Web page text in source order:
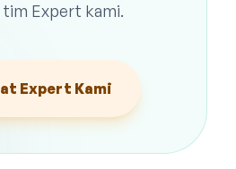
tim Expert kami.
Expert Kami